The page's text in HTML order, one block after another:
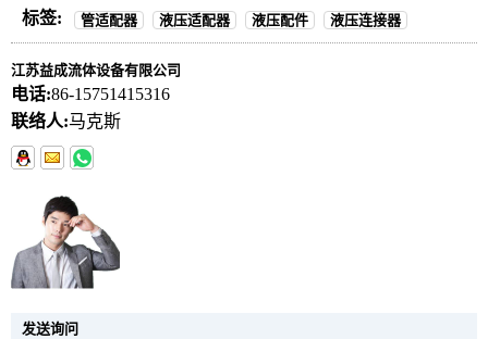
标签: 管适配器 液压适配器 液压配件 液压连接器
江苏益成流体设备有限公司
电话:86-15751415316
联络人:马克斯
发送询问